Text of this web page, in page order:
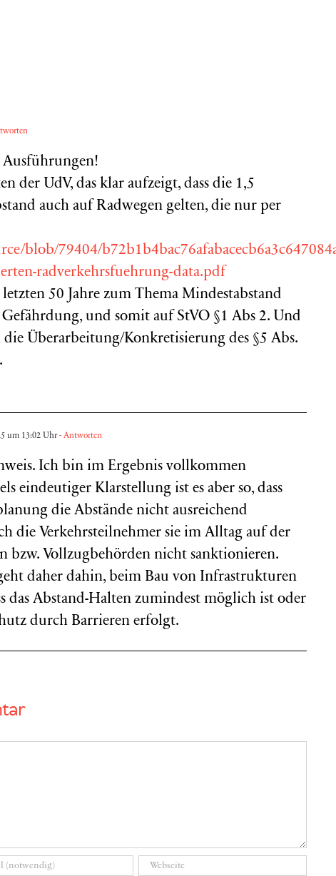
der UdV, das klar aufzeigt, dass die 1,5
auch auf Radwegen gelten, die nur per
blob/79404/
radverkehrsfuehrung-data.pdf
50 Jahre zum Thema Mindestabstand
und somit auf StVO §1 Abs 2. Und
Überarbeitung/Konkretisierung des §5 Abs.
um 13:02 Uhr- Antworten
Ich bin im Ergebnis vollkommen
eindeutiger Klarstellung ist es aber so, dass
die Abstände nicht ausreichend
die Verkehrsteilnehmer sie im Alltag auf der
bzw. Vollzugbehörden nicht sanktionieren.
daher dahin, beim Bau von Infrastrukturen
das Abstand-Halten zumindest möglich ist oder
durch Barrieren erfolgt.